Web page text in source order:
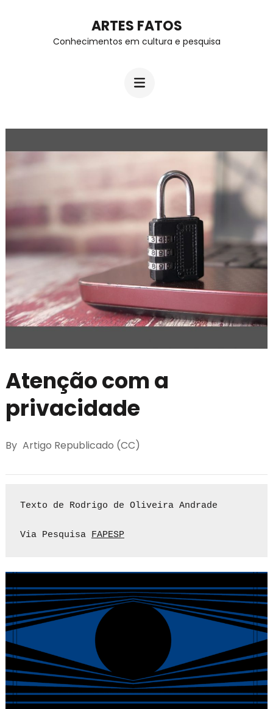
ARTES FATOS
Conhecimentos em cultura e pesquisa
Atenção com a
privacidade
By Artigo Republicado (CC)
Texto de Rodrigo de Oliveira Andrade
Via Pesquisa FAPESP